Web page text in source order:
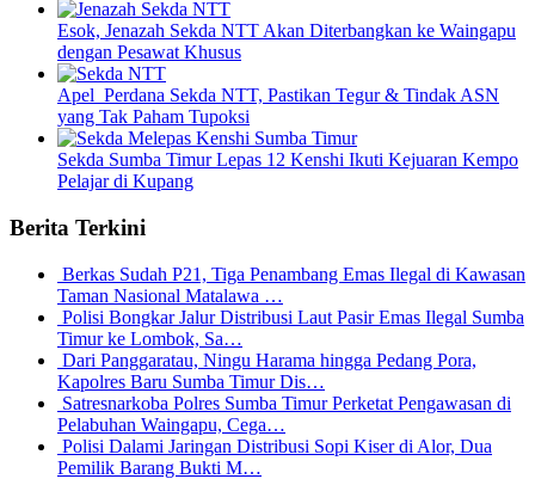
Esok, Jenazah Sekda NTT Akan Diterbangkan ke Waingapu
dengan Pesawat Khusus
Apel Perdana Sekda NTT, Pastikan Tegur & Tindak ASN
yang Tak Paham Tupoksi
Sekda Sumba Timur Lepas 12 Kenshi Ikuti Kejuaran Kempo
Pelajar di Kupang
Berita Terkini
Berkas Sudah P21, Tiga Penambang Emas Ilegal di Kawasan
Taman Nasional Matalawa …
Polisi Bongkar Jalur Distribusi Laut Pasir Emas Ilegal Sumba
Timur ke Lombok, Sa…
Dari Panggaratau, Ningu Harama hingga Pedang Pora,
Kapolres Baru Sumba Timur Dis…
Satresnarkoba Polres Sumba Timur Perketat Pengawasan di
Pelabuhan Waingapu, Cega…
Polisi Dalami Jaringan Distribusi Sopi Kiser di Alor, Dua
Pemilik Barang Bukti M…